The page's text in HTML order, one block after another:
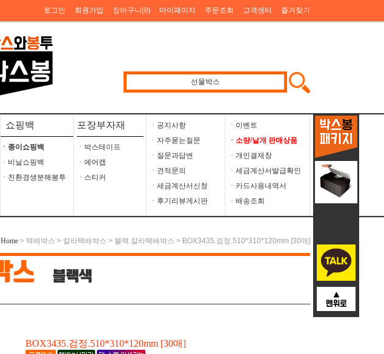
로그인 회원가입 장바구니(0) 마이페이지 주문조회 고객센터 즐겨찾기
쇼핑백
ㆍ종이쇼핑백
ㆍ비닐쇼핑백
ㆍ친환경생분해봉투
포장부자재
ㆍ박스테이프
ㆍ에어캡
ㆍ스티커
ㆍ공지사항
ㆍ자주묻는질문
ㆍ질문과답변
ㆍ견적문의
ㆍ세금계산서신청
ㆍ후기리뷰게시판
ㆍ이벤트
ㆍ소량/낱개 판매상품
ㆍ개인결제창
ㆍ세금계산서발급확인
ㆍ카드사용내역서
ㆍ배송조회
Home > 택배박스 > 칼라택배박스 > 블랙.칼라택배박스 > BOX3435.검정.510*310*120mm [30매]
BOX3435.검정.510*310*120mm [30매]